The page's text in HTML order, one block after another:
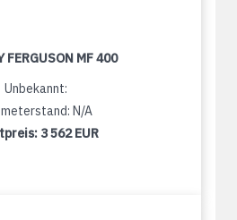
FERGUSON MF 400
Unbekannt:
N/A
3 562 EUR